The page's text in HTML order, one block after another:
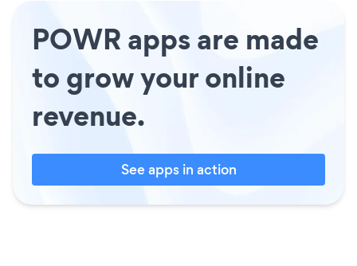
POWR apps are made
to grow your online
revenue.
See apps in action